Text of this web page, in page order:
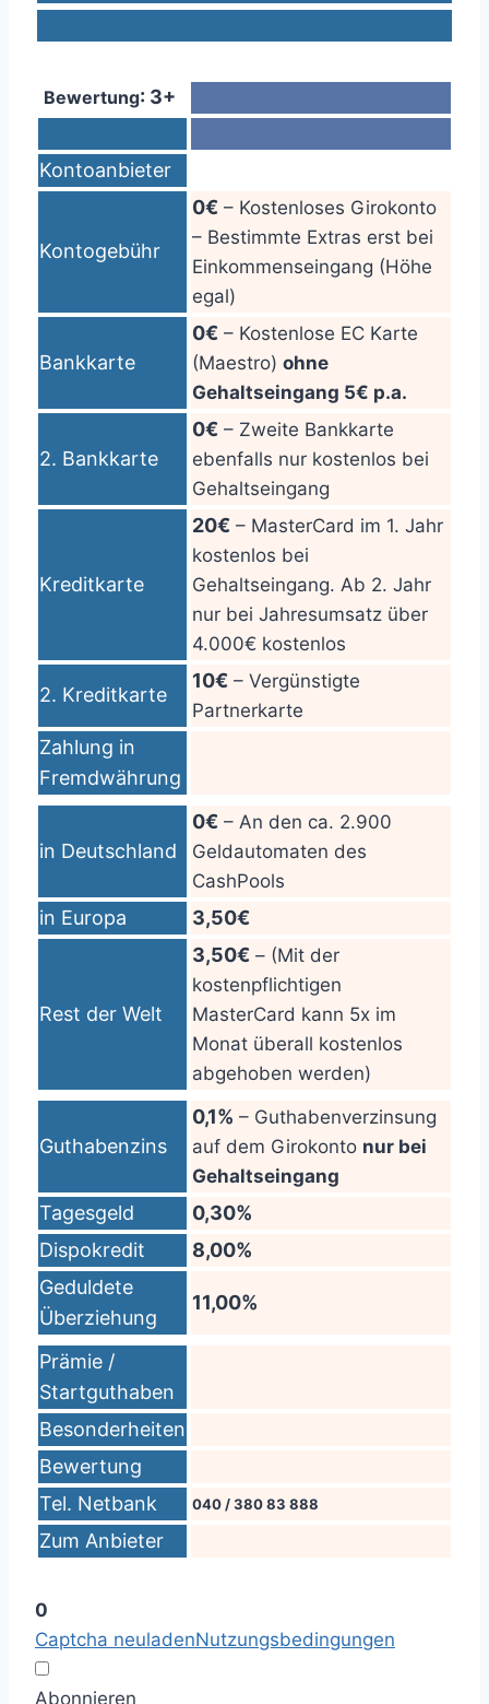
Bewertung: 3+
Kontoanbieter
Kontogebühr
0€ – Kostenloses Girokonto
– Bestimmte Extras erst bei
Einkommenseingang (Höhe
egal)
Bankkarte
0€ – Kostenlose EC Karte
(Maestro) ohne
Gehaltseingang 5€ p.a.
2. Bankkarte
0€ – Zweite Bankkarte
ebenfalls nur kostenlos bei
Gehaltseingang
Kreditkarte
20€ – MasterCard im 1. Jahr
kostenlos bei
Gehaltseingang. Ab 2. Jahr
nur bei Jahresumsatz über
4.000€ kostenlos
2. Kreditkarte
10€ – Vergünstigte
Partnerkarte
Zahlung in
Fremdwährung
in Deutschland
0€ – An den ca. 2.900
Geldautomaten des
CashPools
in Europa 3,50€
Rest der Welt
3,50€ – (Mit der
kostenpflichtigen
MasterCard kann 5x im
Monat überall kostenlos
abgehoben werden)
Guthabenzins
0,1% – Guthabenverzinsung
auf dem Girokonto nur bei
Gehaltseingang
Tagesgeld
0,30%
Dispokredit
8,00%
Geduldete
Überziehung
11,00%
Prämie /
Startguthaben
Besonderheiten
Bewertung
Tel. Netbank
040 / 380 83 888
Zum Anbieter
0
Captcha neuladenNutzungsbedingungen
Abonnieren